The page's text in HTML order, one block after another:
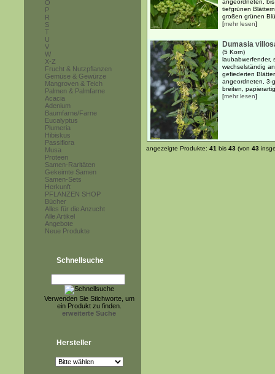
O
P
R
S
T
U
V
W
X-Z
Frucht & Nutzpflanzen
Gemüse & Gewürze
Mangroven & Teich
Palmen & Palmfarne
Acacia
Adenium
Baumfarne/Farne
Eucalyptus
Plumeria
Hibiskus
Passiflora
Musa
Proteen
Samen-Raritäten
Gekeimte Samen
Samen-Sets
Herkunft
PFLANZEN SHOP
Bücher
Alles für die Anzucht
Alle Artikel
Angebote
Neue Produkte
Schnellsuche
Verwenden Sie Stichworte, um
ein Produkt zu finden.
erweiterte Suche
Hersteller
angeordneten,
tiefgrünen
großen grünen
[mehr lesen]
Dumasia
(5 Korn)
laubabwerfender,
wechselständig
gefiederten
angeordneten, 3-
breiten,
[mehr lesen]
angezeigte Produkte: 41 bis 43 (von 43